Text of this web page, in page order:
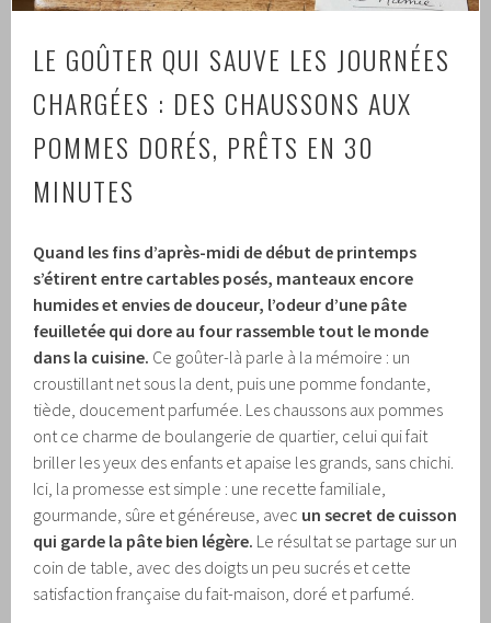
LE GOÛTER QUI SAUVE LES JOURNÉES
CHARGÉES : DES CHAUSSONS AUX
POMMES DORÉS, PRÊTS EN 30
MINUTES
Quand les fins d’après-midi de début de printemps
s’étirent entre cartables posés, manteaux encore
humides et envies de douceur, l’odeur d’une pâte
feuilletée qui dore au four rassemble tout le monde
dans la cuisine. Ce goûter-là parle à la mémoire : un
croustillant net sous la dent, puis une pomme fondante,
tiède, doucement parfumée. Les chaussons aux pommes
ont ce charme de boulangerie de quartier, celui qui fait
briller les yeux des enfants et apaise les grands, sans chichi.
Ici, la promesse est simple : une recette familiale,
gourmande, sûre et généreuse, avec un secret de cuisson
qui garde la pâte bien légère. Le résultat se partage sur un
coin de table, avec des doigts un peu sucrés et cette
satisfaction française du fait-maison, doré et parfumé.